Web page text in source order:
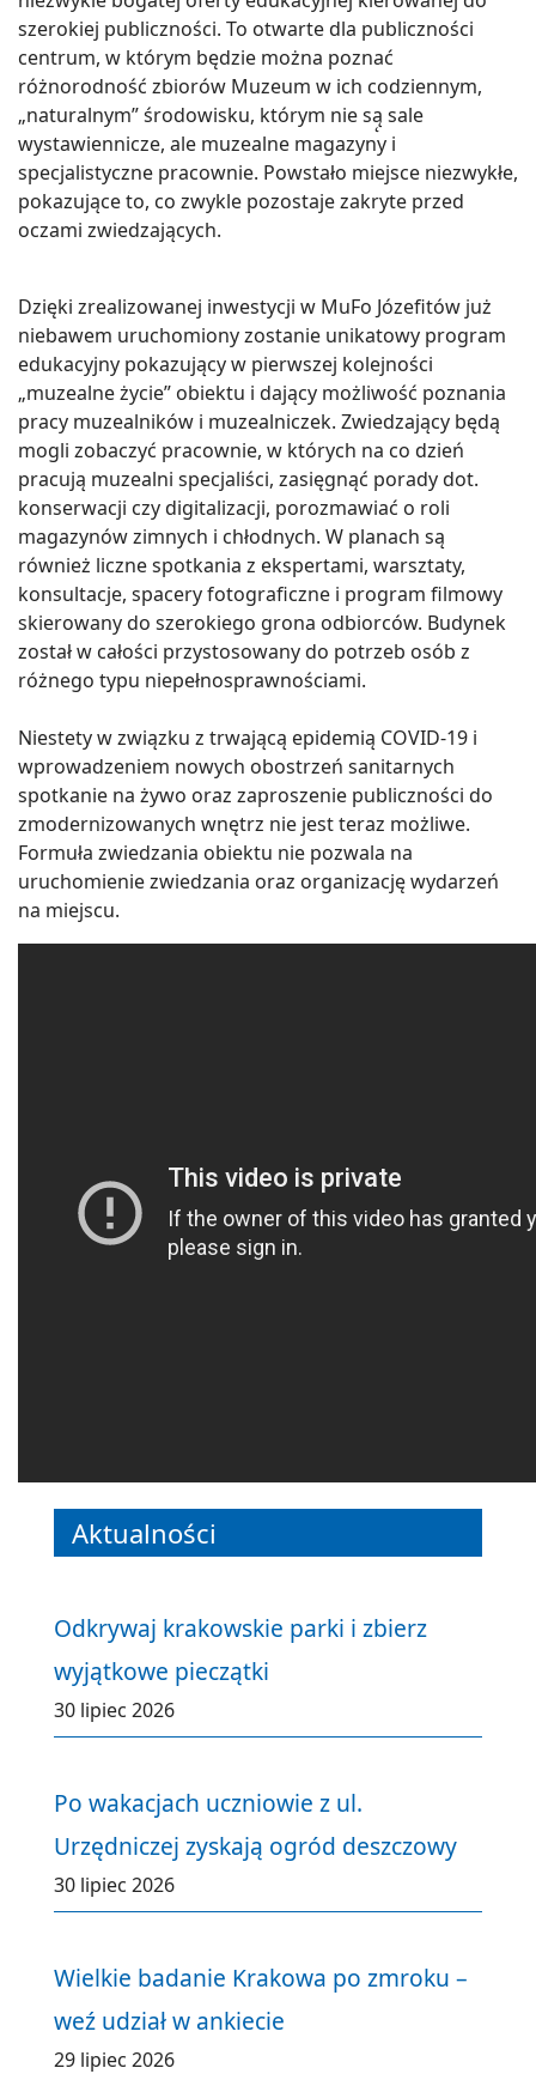
szerokiej publiczności. To otwarte dla publiczności
centrum, w którym będzie można poznać
różnorodność zbiorów Muzeum w ich codziennym,
„naturalnym” środowisku, którym nie są̨ sale
wystawiennicze, ale muzealne magazyny i
specjalistyczne pracownie. Powstało miejsce niezwykłe,
pokazujące to, co zwykle pozostaje zakryte przed
oczami zwiedzających.
Dzięki zrealizowanej inwestycji w MuFo Józefitów już
niebawem uruchomiony zostanie unikatowy program
edukacyjny pokazujący w pierwszej kolejności
„muzealne życie” obiektu i dający możliwość poznania
pracy muzealników i muzealniczek. Zwiedzający będą
mogli zobaczyć pracownie, w których na co dzień
pracują muzealni specjaliści, zasięgnąć porady dot.
konserwacji czy digitalizacji, porozmawiać o roli
magazynów zimnych i chłodnych. W planach są
również liczne spotkania z ekspertami, warsztaty,
konsultacje, spacery fotograficzne i program filmowy
skierowany do szerokiego grona odbiorców. Budynek
został w całości przystosowany do potrzeb osób z
różnego typu niepełnosprawnościami.
Niestety w związku z trwającą epidemią COVID-19 i
wprowadzeniem nowych obostrzeń sanitarnych
spotkanie na żywo oraz zaproszenie publiczności do
zmodernizowanych wnętrz nie jest teraz możliwe.
Formuła zwiedzania obiektu nie pozwala na
uruchomienie zwiedzania oraz organizację wydarzeń
na miejscu.
Aktualności
Odkrywaj krakowskie parki i zbierz
wyjątkowe pieczątki
30 lipiec 2026
Po wakacjach uczniowie z ul.
Urzędniczej zyskają ogród deszczowy
30 lipiec 2026
Wielkie badanie Krakowa po zmroku –
weź udział w ankiecie
29 lipiec 2026